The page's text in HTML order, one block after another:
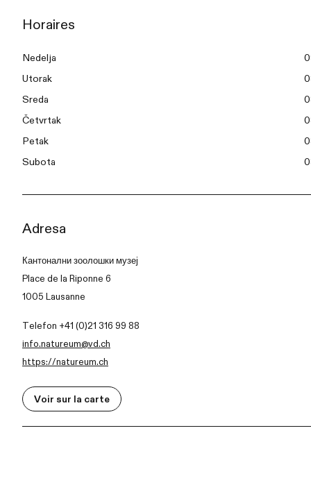
Horaires
Nedelja
Utorak
Sreda
Četvrtak
Petak
Subota
Adresa
Кантонални зоолошки музеј
Place de la Riponne 6
1005 Lausanne
Telefon +41 (0)21 316 99 88
info.natureum@vd.ch
https://natureum.ch
Voir sur la carte